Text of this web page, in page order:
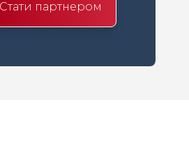
Стати партнером